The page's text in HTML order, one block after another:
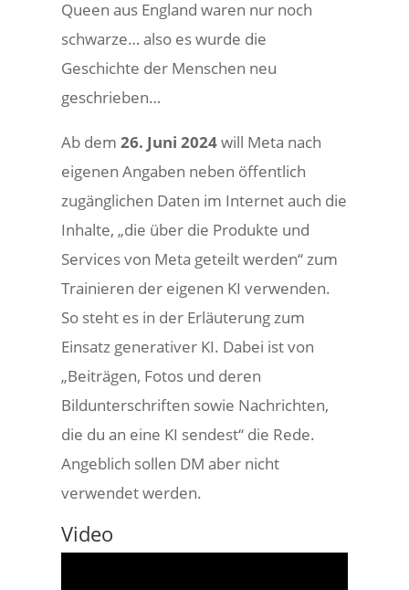
Queen aus England waren nur noch
schwarze… also es wurde die
Geschichte der Menschen neu
geschrieben…
Ab dem26. Juni 2024will Meta nach
eigenen Angaben neben öffentlich
zugänglichen Daten im Internet auch die
Inhalte, „die über die Produkte und
Services von Meta geteilt werden“ zum
Trainieren der eigenen KI verwenden.
So steht es in der Erläuterung zum
Einsatz generativer KI. Dabei ist von
„Beiträgen, Fotos und deren
Bildunterschriften sowie Nachrichten,
die du an eine KI sendest“ die Rede.
Angeblich sollen DM aber nicht
verwendet werden.
Video